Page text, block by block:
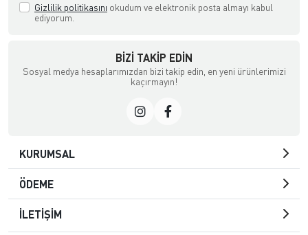
Gizlilik politikasını okudum ve elektronik posta almayı kabul
ediyorum.
BIZI TAKIP EDIN
Sosyal medya hesaplarımızdan bizi takip edin, en yeni ürünlerimizi
kaçırmayın!
KURUMSAL
ÖDEME
İLETİŞİM